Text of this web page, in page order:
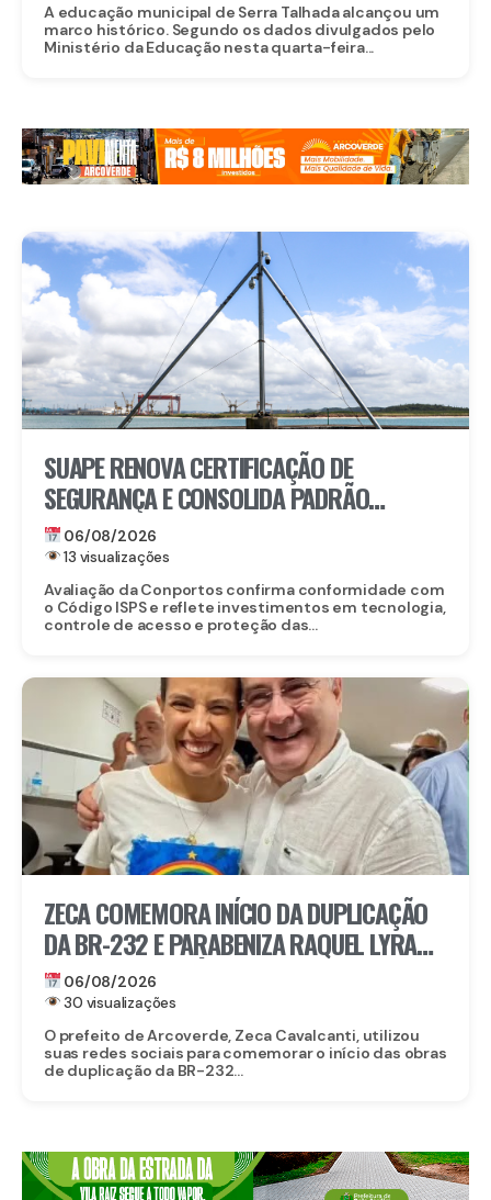
A educação municipal de Serra Talhada alcançou um
marco histórico. Segundo os dados divulgados pelo
Ministério da Educação nesta quarta-feira...
SUAPE RENOVA CERTIFICAÇÃO DE
SEGURANÇA E CONSOLIDA PADRÃO
INTERNACIONAL
06/08/2026
13 visualizações
Avaliação da Conportos confirma conformidade com
o Código ISPS e reflete investimentos em tecnologia,
controle de acesso e proteção das...
ZECA COMEMORA INÍCIO DA DUPLICAÇÃO
DA BR-232 E PARABENIZA RAQUEL LYRA
POR OBRA HISTÓRICA PARA O INTERIOR
06/08/2026
30 visualizações
O prefeito de Arcoverde, Zeca Cavalcanti, utilizou
suas redes sociais para comemorar o início das obras
de duplicação da BR-232...